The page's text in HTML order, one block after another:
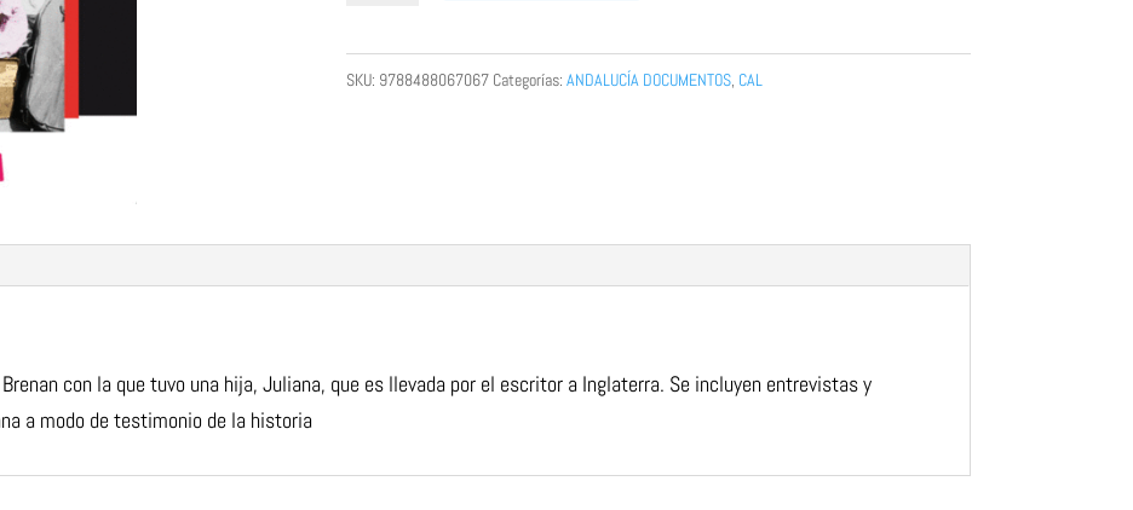
La
hija
cantidad
SKU: 9788488067067 Categorías: ANDALUCÍA DOCUMENTOS, CAL
con la que tuvo una hija, Juliana, que es llevada por el escritor a Inglaterra. Se incluyen entrevistas y
a modo de testimonio de la historia